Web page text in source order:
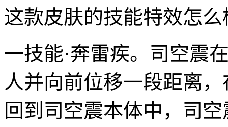
这款皮肤的技能特效怎
一技能·奔雷疾。司空震
人并向前位移一段距离
回到司空震本体中，司